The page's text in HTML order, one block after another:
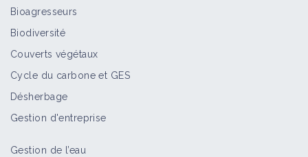
Bioagresseurs
Biodiversité
Couverts végétaux
Cycle du carbone et GES
Désherbage
Gestion d'entreprise
Gestion de l’eau